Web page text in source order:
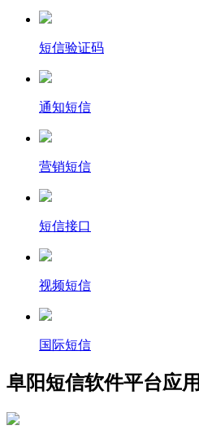
短信验证码
通知短信
营销短信
短信接口
视频短信
国际短信
阜阳短信软件平台应用